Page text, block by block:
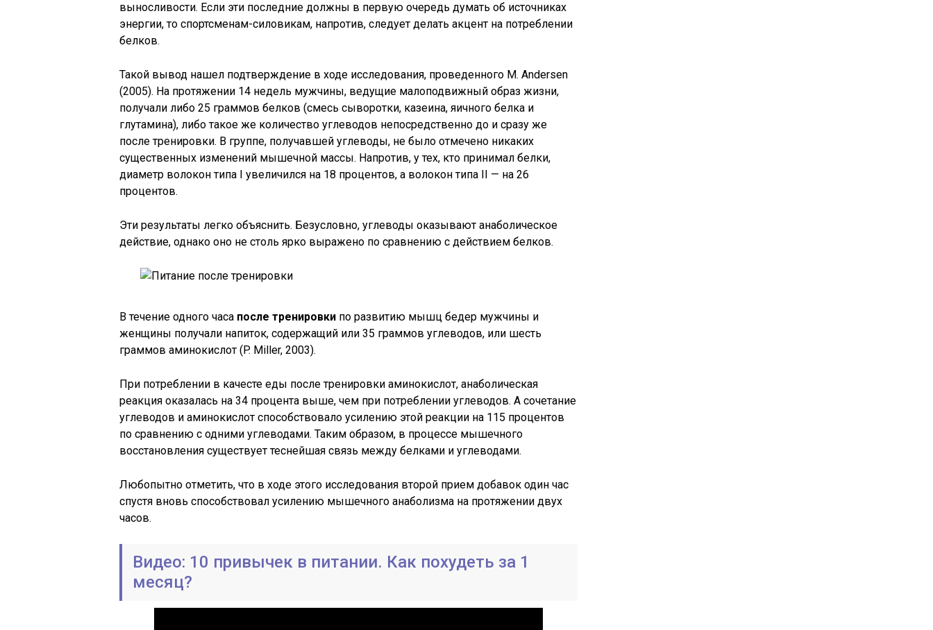
выносливости. Если эти последние должны в первую очередь думать об источниках
энергии, то спортсменам-силовикам, напротив, следует делать акцент на потреблении
белков.
Такой вывод нашел подтверждение в ходе исследования, проведенного М. Andersen
(2005). На протяжении 14 недель мужчины, ведущие малоподвижный образ жизни,
получали либо 25 граммов белков (смесь сыворотки, казеина, яичного белка и
глутамина), либо такое же количество углеводов непосредственно до и сразу же
после тренировки. В группе, получавшей углеводы, не было отмечено никаких
существенных изменений мышечной массы. Напротив, у тех, кто принимал белки,
диаметр волокон типа I увеличился на 18 процентов, а волокон типа II — на 26
процентов.
Эти результаты легко объяснить. Безусловно, углеводы оказывают анаболическое
действие, однако оно не столь ярко выражено по сравнению с действием белков.
В течение одного часа после тренировки по развитию мышц бедер мужчины и
женщины получали напиток, содержащий или 35 граммов углеводов, или шесть
граммов аминокислот (P. Miller, 2003).
При потреблении в качесте еды после тренировки аминокислот, анаболическая
реакция оказалась на 34 процента выше, чем при потреблении углеводов. А сочетание
углеводов и аминокислот способствовало усилению этой реакции на 115 процентов
по сравнению с одними углеводами. Таким образом, в процессе мышечного
восстановления существует теснейшая связь между белками и углеводами.
Любопытно отметить, что в ходе этого исследования второй прием добавок один час
спустя вновь способствовал усилению мышечного анаболизма на протяжении двух
часов.
Видео: 10 привычек в питании. Как похудеть за 1
месяц?